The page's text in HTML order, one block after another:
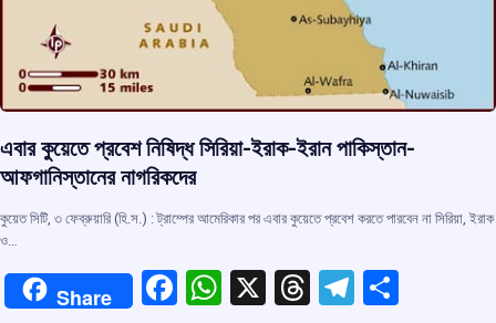
এবার কুয়েতে প্রবেশ নিষিদ্ধ সিরিয়া-ইরাক-ইরান পাকিস্তান-
আফগানিস্তানের নাগরিকদের
কুয়েত সিটি, ৩ ফেব্রুয়ারি (হি.স.) : ট্রাম্পের আমেরিকার পর এবার কুয়েতে প্রবেশ করতে পারবেন না সিরিয়া, ইরাক
ও…
Share
F
W X
T
T